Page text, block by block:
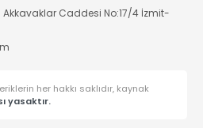
Caddesi No:17/4 İzmit-
her hakkı saklıdır, kaynak
yasaktır.